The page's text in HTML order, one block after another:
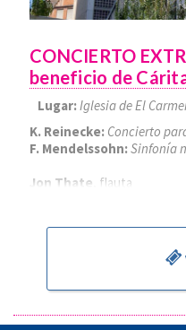
CONCIERTO
beneficio de
Lugar:Iglesia de El
K. Reinecke: Concierto
F. Mendelssohn:Sinfonía
Jon Thate , flauta